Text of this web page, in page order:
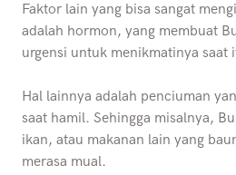
Faktor lain yang bisa sangat
adalah hormon, yang membuat
urgensi untuk menikmatinya saat
Hal lainnya adalah penciuman
saat hamil. Sehingga misalnya,
ikan, atau makanan lain yang
merasa mual.